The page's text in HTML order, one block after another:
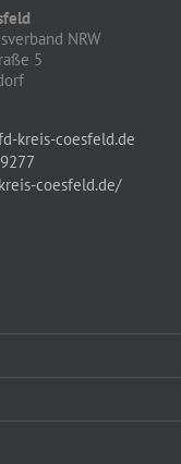
NRW
5
kreis-coesfeld.de
coesfeld.de/